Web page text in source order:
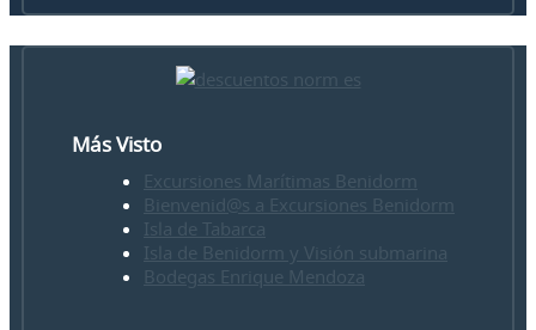
Más Visto
Excursiones Marítimas Benidorm
Bienvenid@s a Excursiones Benidorm
Isla de Tabarca
Isla de Benidorm y Visión submarina
Bodegas Enrique Mendoza